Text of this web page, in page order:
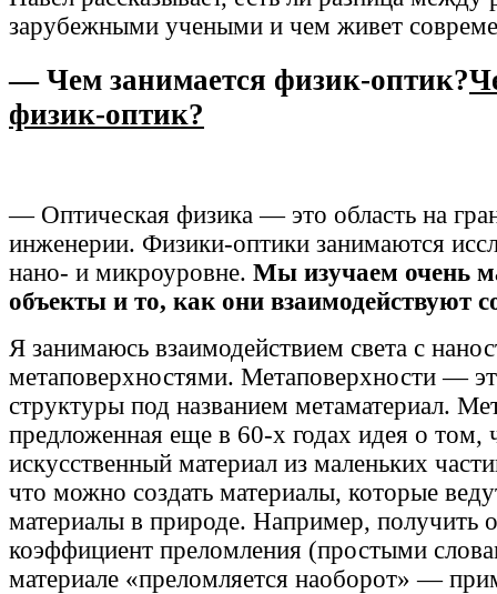
зарубежными учеными и чем живет
— Чем занимается физик-оптик?
физик-оптик?
— Оптическая физика — это область на
инженерии. Физики-оптики занимаются
нано- и микроуровне. Мы изучаем очень
объекты и то, как они взаимодействуют
Я занимаюсь взаимодействием света с
метаповерхностями. Метаповерхности —
структуры под названием метаматериал.
предложенная еще в 60-х годах идея о том,
искусственный материал из маленьких
что можно создать материалы, которые
материалы в природе. Например, получить
коэффициент преломления (простыми
материале «преломляется наоборот» —